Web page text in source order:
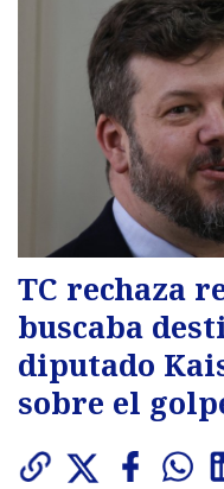
TC rechaza
buscaba
diputado
sobre el